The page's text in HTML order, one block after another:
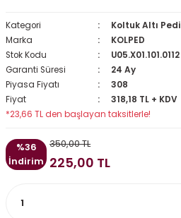
Kategori
Koltuk Altı Pedi
Marka
KOLPED
Stok Kodu
U05.X01.101.0112
Garanti Süresi
24 Ay
Piyasa Fiyatı
308
Fiyat
318,18 TL + KDV
*23,66 TL den başlayan taksitlerle!
%36
İndirim
350,00 TL
225,00 TL